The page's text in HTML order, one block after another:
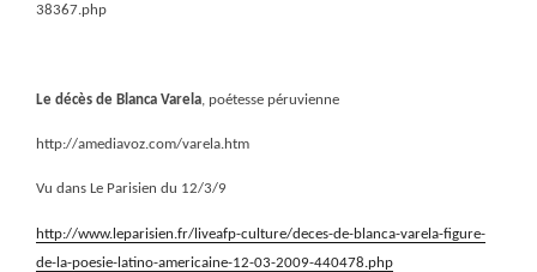
38367.php
Le décès de Blanca Varela , poétesse péruvienne
http://amediavoz.com/varela.htm
Vu dans Le Parisien du 12/3/9
http://www.leparisien.fr/liveafp-culture/deces-de-blanca-varela-figure-
de-la-poesie-latino-americaine-12-03-2009-440478.php